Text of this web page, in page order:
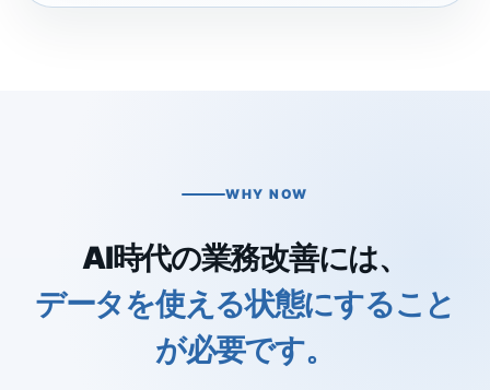
WHY NOW
AI時代の業務改善には、
データを使える状態にすること
が必要です。